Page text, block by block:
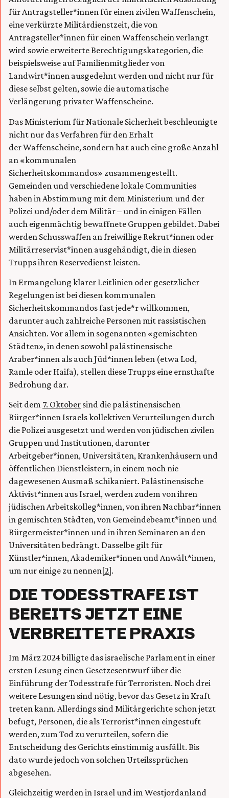
für Antragsteller*innen für einen zivilen Waffenschein,
eine verkürzte Militärdienstzeit, die von
Antragsteller*innen für einen Waffenschein verlangt
wird sowie erweiterte Berechtigungskategorien, die
beispielsweise auf Familienmitglieder von
Landwirt*innen ausgedehnt werden und nicht nur für
diese selbst gelten, sowie die automatische
Verlängerung privater Waffenscheine.
Das Ministerium für Nationale Sicherheit beschleunigte
nicht nur das Verfahren für den Erhalt
der Waffenscheine, sondern hat auch eine große Anzahl
an «kommunalen
Sicherheitskommandos» zusammengestellt.
Gemeinden und verschiedene lokale Communities
haben in Abstimmung mit dem Ministerium und der
Polizei und/oder dem Militär – und in einigen Fällen
auch eigenmächtig bewaffnete Gruppen gebildet. Dabei
werden Schusswaffen an freiwillige Rekrut*innen oder
Militärreservist*innen ausgehändigt, die in diesen
Trupps ihren Reservedienst leisten.
In Ermangelung klarer Leitlinien oder gesetzlicher
Regelungen ist bei diesen kommunalen
Sicherheitskommandos fast jede*r willkommen,
darunter auch zahlreiche Personen mit rassistischen
Ansichten. Vor allem in sogenannten «gemischten
Städten», in denen sowohl palästinensische
Araber*innen als auch Jüd*innen leben (etwa Lod,
Ramle oder Haifa), stellen diese Trupps eine ernsthafte
Bedrohung dar.
Seit dem 7. Oktober sind die palästinensischen
Bürger*innen Israels kollektiven Verurteilungen durch
die Polizei ausgesetzt und werden von jüdischen zivilen
Gruppen und Institutionen, darunter
Arbeitgeber*innen, Universitäten, Krankenhäusern und
öffentlichen Dienstleistern, in einem noch nie
dagewesenen Ausmaß schikaniert. Palästinensische
Aktivist*innen aus Israel, werden zudem von ihren
jüdischen Arbeitskolleg*innen, von ihren Nachbar*innen
in gemischten Städten, von Gemeindebeamt*innen und
Bürgermeister*innen und in ihren Seminaren an den
Universitäten bedrängt. Dasselbe gilt für
Künstler*innen, Akademiker*innen und Anwält*innen,
um nur einige zu nennen[2] .
DIE TODESSTRAFE IST
BEREITS JETZT EINE
VERBREITETE PRAXIS
Im März 2024 billigte das israelische Parlament in einer
ersten Lesung einen Gesetzesentwurf über die
Einführung der Todesstrafe für Terroristen. Noch drei
weitere Lesungen sind nötig, bevor das Gesetz in Kraft
treten kann. Allerdings sind Militärgerichte schon jetzt
befugt, Personen, die als Terrorist*innen eingestuft
werden, zum Tod zu verurteilen, sofern die
Entscheidung des Gerichts einstimmig ausfällt. Bis
dato wurde jedoch von solchen Urteilssprüchen
abgesehen.
Gleichzeitig werden in Israel und im Westjordanland